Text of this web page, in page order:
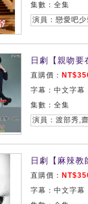
集數：全集
演員：戀愛吧
日劇【親吻
直購價：
字幕：中文字幕
集數：全集
演員：渡部秀,
日劇【麻辣
直購價：
字幕：中文字幕